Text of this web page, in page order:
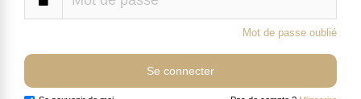
Mot de passe oublié